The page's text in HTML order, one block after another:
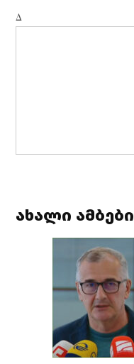
Δ
ახალი ამბები